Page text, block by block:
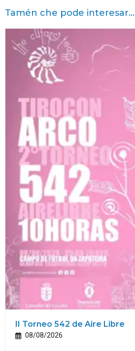
Tamén che pode interesar...
II Torneo 542 de Aire Libre
08/08/2026